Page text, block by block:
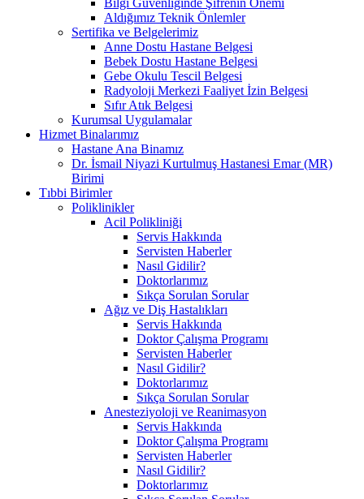
Aldığımız Teknik Önlemler
Sertifika ve Belgelerimiz
Anne Dostu Hastane Belgesi
Bebek Dostu Hastane Belgesi
Gebe Okulu Tescil Belgesi
Radyoloji Merkezi Faaliyet İzin Belgesi
Sıfır Atık Belgesi
Kurumsal Uygulamalar
Hizmet Binalarımız
Hastane Ana Binamız
Dr. İsmail Niyazi Kurtulmuş Hastanesi Emar (MR)
Birimi
Tıbbi Birimler
Poliklinikler
Acil Polikliniği
Servis Hakkında
Servisten Haberler
Nasıl Gidilir?
Doktorlarımız
Sıkça Sorulan Sorular
Ağız ve Diş Hastalıkları
Servis Hakkında
Doktor Çalışma Programı
Servisten Haberler
Nasıl Gidilir?
Doktorlarımız
Sıkça Sorulan Sorular
Anesteziyoloji ve Reanimasyon
Servis Hakkında
Doktor Çalışma Programı
Servisten Haberler
Nasıl Gidilir?
Doktorlarımız